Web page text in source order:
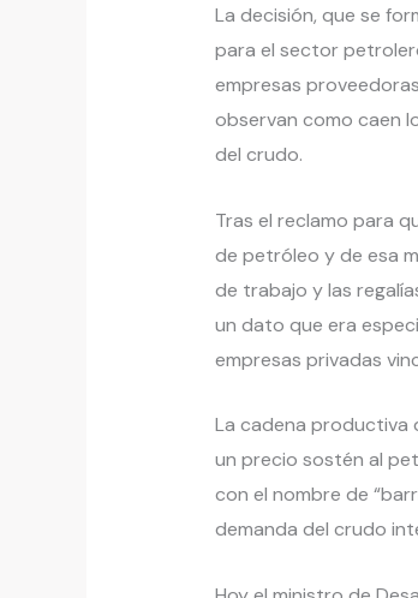
La decisión, que se
para el sector
empresas
observan como caen
del crudo.
Tras el reclamo para
de petróleo y de esa
de trabajo y las
un dato que era
empresas privadas
La cadena productiva
un precio sostén al
con el nombre de
demanda del crudo